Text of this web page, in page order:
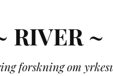
RIVER ~
forskning om